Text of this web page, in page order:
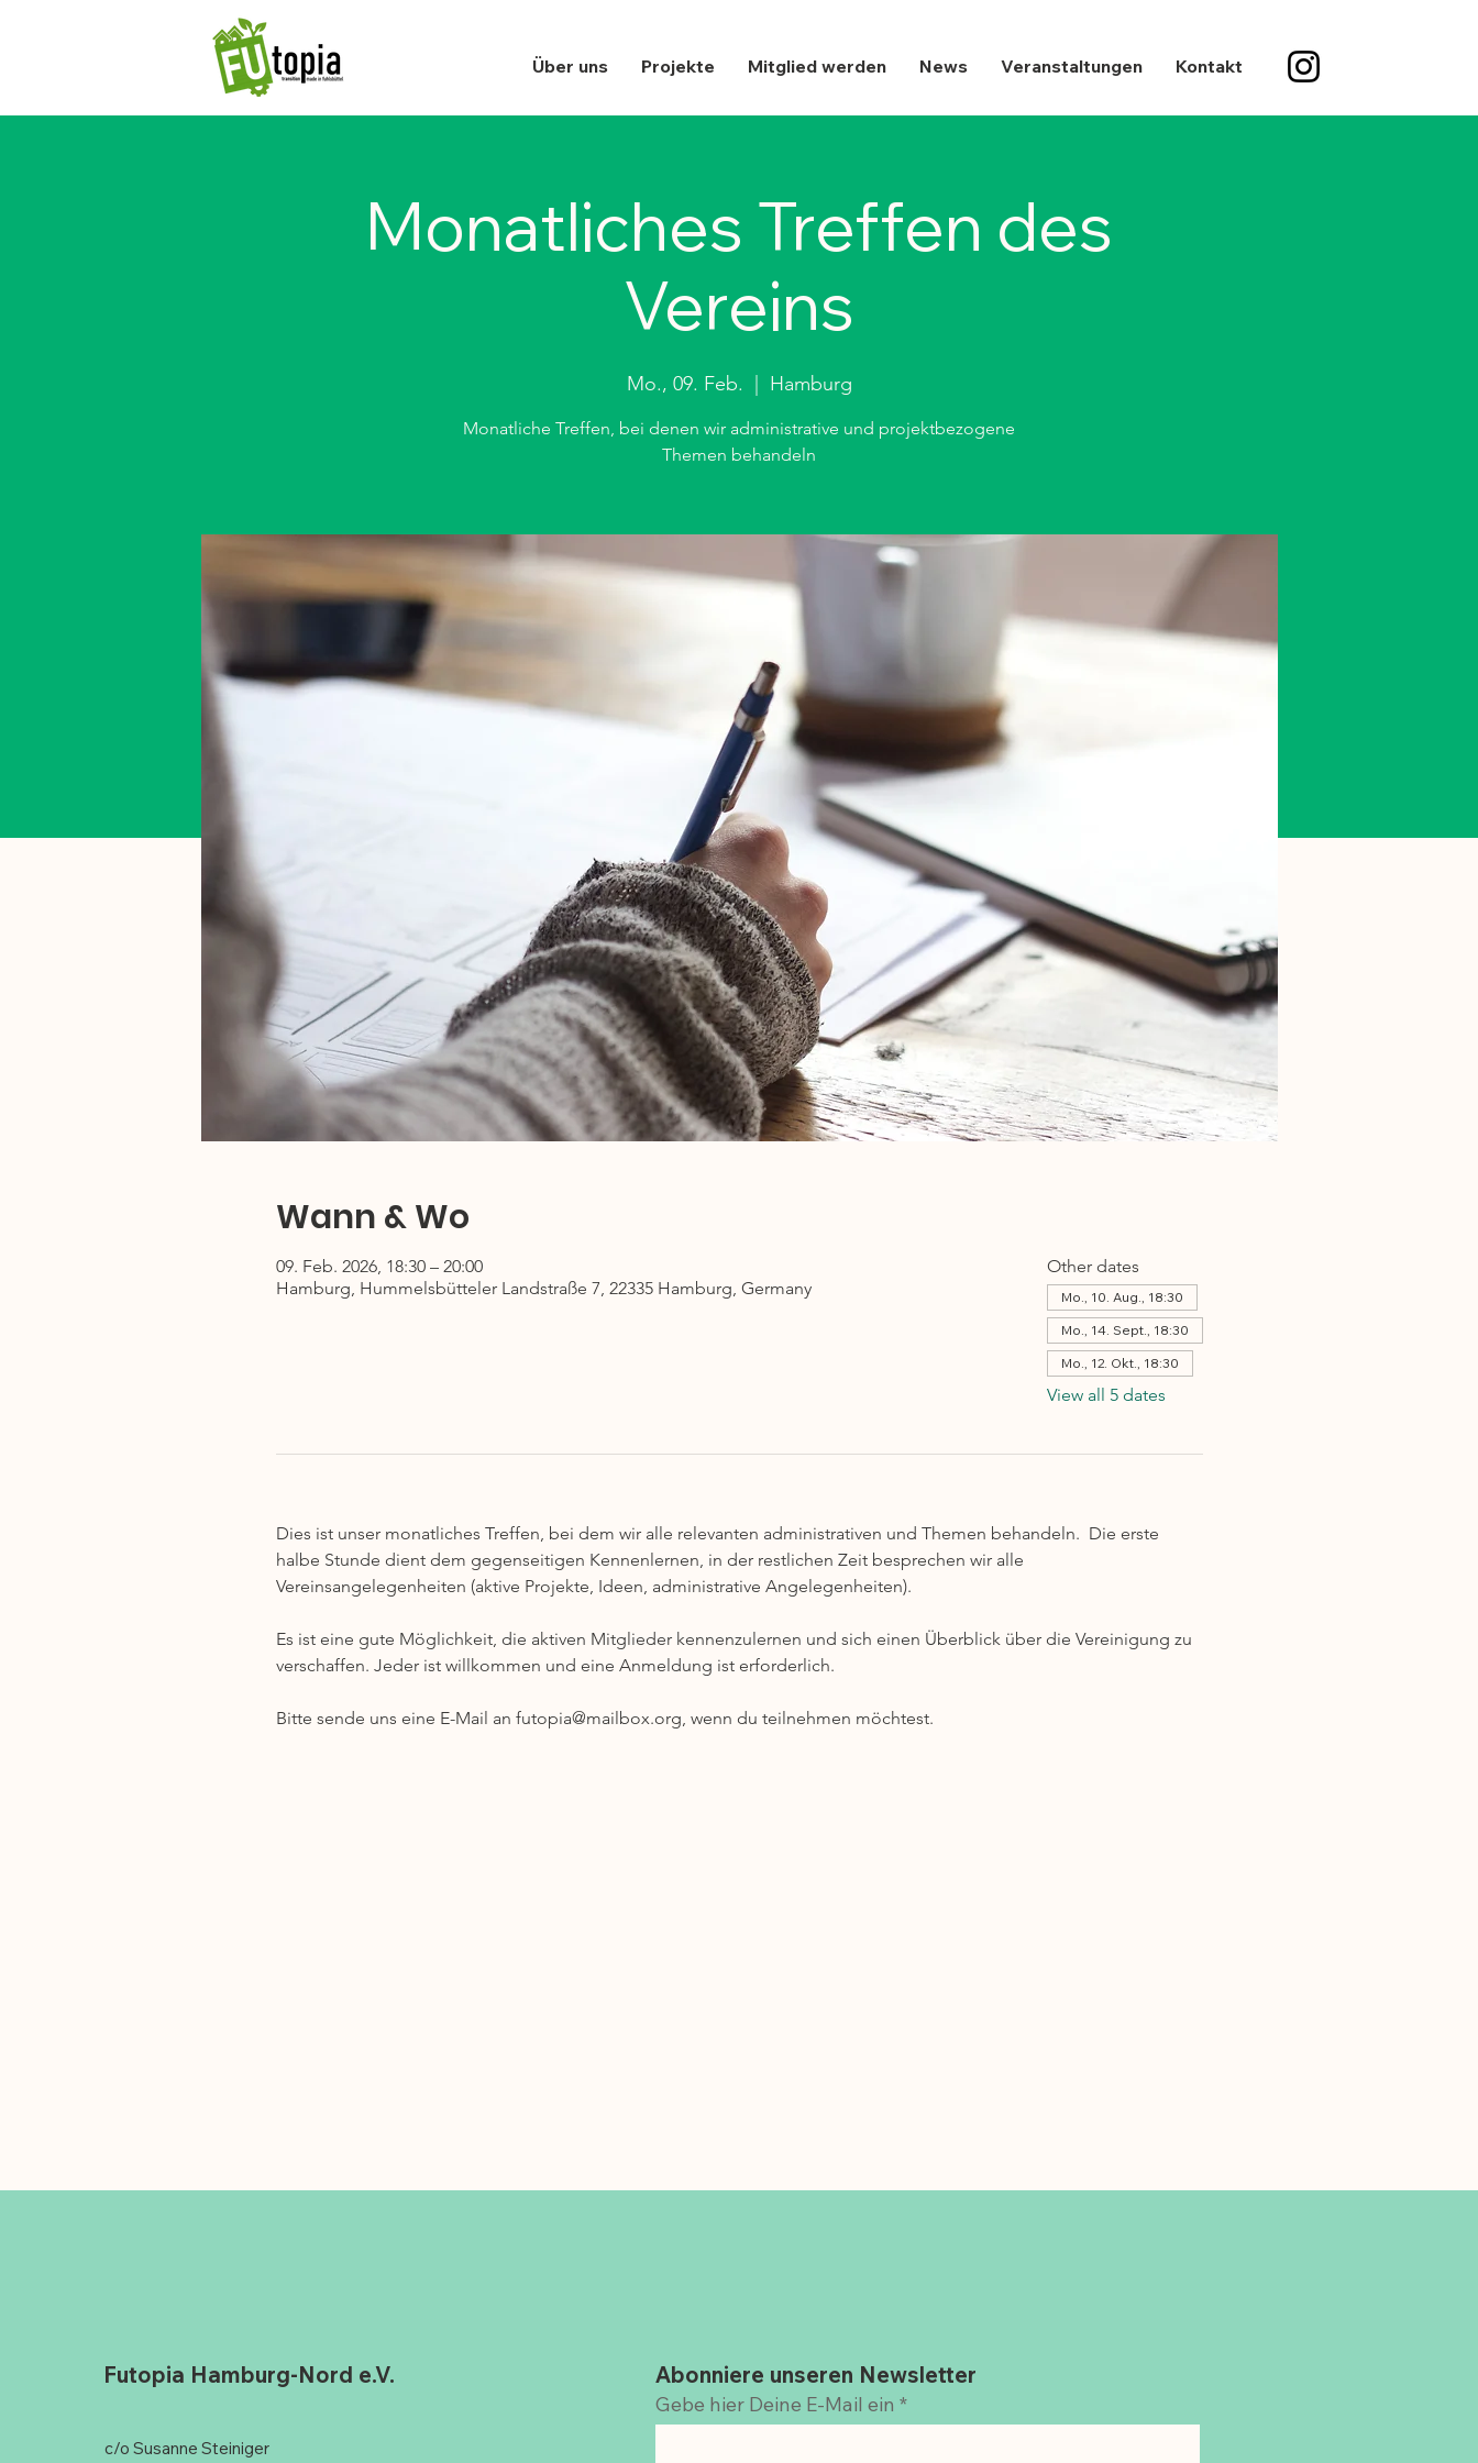
Über uns Projekte Mitglied werden News Veranstaltungen Kontakt
Monatliches Treffen des
Vereins
Mo., 09. Feb. Hamburg
Monatliche Treffen, bei denen wir administrative und projektbezogene
Themen behandeln
Wann & Wo
09. Feb. 2026, 18:30 – 20:00
Hamburg, Hummelsbütteler Landstraße 7, 22335 Hamburg, Germany
Other dates
Mo., 10. Aug., 18:30
Mo., 14. Sept., 18:30
Mo., 12. Okt., 18:30
View all 5 dates
Dies ist unser monatliches Treffen, bei dem wir alle relevanten administrativen und Themen behandeln.  Die erste
halbe Stunde dient dem gegenseitigen Kennenlernen, in der restlichen Zeit besprechen wir alle
Vereinsangelegenheiten (aktive Projekte, Ideen, administrative Angelegenheiten).
Es ist eine gute Möglichkeit, die aktiven Mitglieder kennenzulernen und sich einen Überblick über die Vereinigung zu
verschaffen. Jeder ist willkommen und eine Anmeldung ist erforderlich.
Bitte sende uns eine E-Mail an futopia@mailbox.org, wenn du teilnehmen möchtest.
Futopia Hamburg-Nord e.V.
c/o Susanne Steiniger
Abonniere unseren Newsletter
Gebe hier Deine E-Mail ein